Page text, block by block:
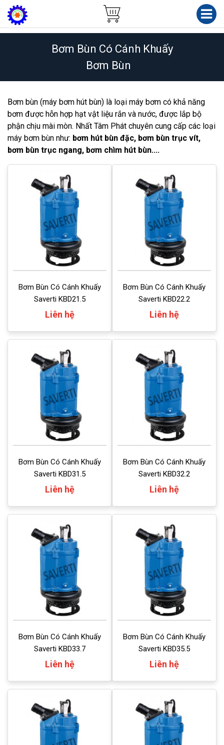
Bơm Bùn Có Cánh Khuấy
Bơm Bùn
Bơm bùn (máy bơm hút bùn) là loại máy bơm có khả năng
bơm được hỗn hợp hạt vật liệu rắn và nước, được lắp bộ
phận chịu mài mòn. Nhất Tâm Phát chuyên cung cấp các loại
máy bơm bùn như: bơm hút bùn đặc, bơm bùn trục vít,
bơm bùn trục ngang, bơm chìm hút bùn....
Bơm Bùn Có Cánh Khuấy
Saverti KBD21.5
Liên hệ
Bơm Bùn Có Cánh Khuấy
Saverti KBD22.2
Liên hệ
Bơm Bùn Có Cánh Khuấy
Saverti KBD31.5
Liên hệ
Bơm Bùn Có Cánh Khuấy
Saverti KBD32.2
Liên hệ
Bơm Bùn Có Cánh Khuấy
Saverti KBD33.7
Liên hệ
Bơm Bùn Có Cánh Khuấy
Saverti KBD35.5
Liên hệ